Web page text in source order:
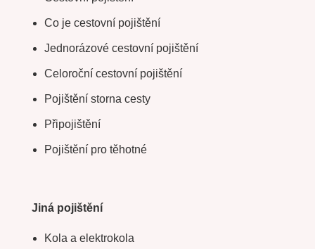
Co je cestovní pojištění
Jednorázové cestovní pojištění
Celoroční cestovní pojištění
Pojištění storna cesty
Připojištění
Pojištění pro těhotné
Jiná pojištění
Kola a elektrokola